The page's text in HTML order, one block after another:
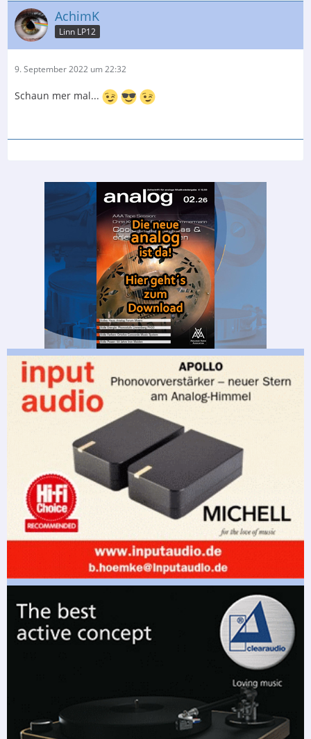
-Neuer Innenteller (gratis, da er nicht passte mit
Karousel)
- neue Grundplatte (Karousel ging nicht auf die alte)
- neue Federn & Gummis
- neues Öl, neuer Riemen
- neue Scharniere
- Neuer Motor
noch ein gebrauchtes Adikt von einem netten
Insgesamt mag ich meinen Linn, er passt gut in die
Sammlung von Klassikern. Tönen tut er mit dem Adikt
sehr überzeugend (mit einer Neukomm Phono Pre und
einem Swissonor AM6221)
Aber diese "Upgrade-Philosophie" von Linn ist für mich
ein wenig eine Geldschinderei. Und der LP 12 ist und
bleibt ursprünglich eine Kopie des Thorens TD150.
Finde ich kein Problem, aber den ganzen Hype etwas
übertrieben. Ich persönlich würde nicht mehr so viel
Geld reinstecken. Und meinen Linn-Händler, der immer
behauptet, dass der Tonabnehmer weniger wichtig sei
als all die netten Upgrades - den verstehe ich nicht
wirklich, diese Aussage scheint mir einfach zu wenig
plausibel.
AchimK
Linn LP12
9. September 2022 um 22:32
Schaun mer mal...